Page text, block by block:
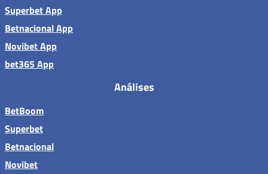
Superbet App
Betnacional App
Novibet App
bet365 App
Análises
BetBoom
Superbet
Betnacional
Novibet